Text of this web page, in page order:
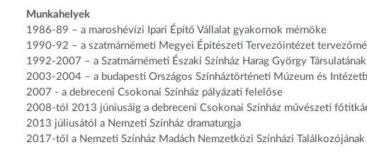
Munkahelyek
1986-89 – a maroshévízi Ipari Építő Vállalat gyakornok mérnöke
1990-92 – a szatmárnémeti Megyei Építészeti Tervezőintézet
1992-2007 – a Szatmárnémeti Északi Színház Harag György
2003-2004 – a budapesti Országos Színháztörténeti Múzeum és
2007 - a debreceni Csokonai Színház pályázati felelőse
2008-tól 2013 júniusáig a debreceni Csokonai Színház művészeti
2013 júliusától a Nemzeti Színház dramaturgja
2017-től a Nemzeti Színház Madách Nemzetközi Színházi